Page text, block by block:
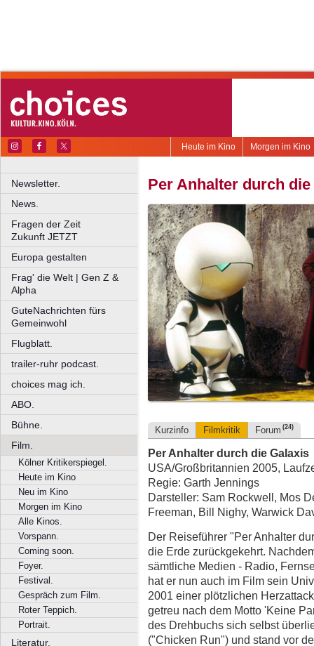
Morgen im Kino
Heute im Kino
Newsletter.
News.
Fragen der Zeit
Zukunft JETZT
Europa gestalten
Frag' die Welt | Gen Z &
Alpha
GuteNachrichten fürs
Gemeinwohl
Flugblatt.
trailer-ruhr podcast.
choices mag ich.
ABO.
Bühne.
Film.
Kölner Kritikerspiegel.
Heute im Kino
Neu im Kino
Morgen im Kino
Alle Kinos.
Vorspann.
Coming soon.
Foyer.
Festival.
Gespräch zum Film.
Roter Teppich.
Portrait.
Literatur.
Per Anhalter durch
Kurzinfo Filmkritik Forum (24)
Per Anhalter durch die Galaxis
USA/Großbritannien 2005,
Regie: Garth Jennings
Darsteller: Sam Rockwell, Mos
Freeman, Bill Nighy, Warwick
Der Reiseführer "Per Anhalter
die Erde zurückgekehrt.
sämtliche Medien - Radio,
hat er nun auch im Film sein
2001 einer plötzlichen
getreu nach dem Motto 'Keine
des Drehbuchs sich selbst
("Chicken Run") und stand vor